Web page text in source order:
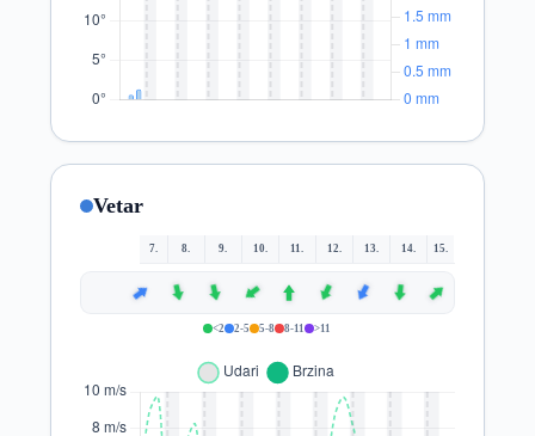
Vetar
7. 8. 9. 10. 11. 12. 13. 14. 15.